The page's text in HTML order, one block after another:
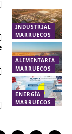
INDUSTRIAL
MARRUECOS
ALIMENTARIA
MARRUECOS
ENERGÍA
MARRUECOS